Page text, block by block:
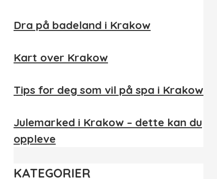
Dra på badeland i Krakow
Kart over Krakow
Tips for deg som vil på spa i Krakow
Julemarked i Krakow – dette kan du
oppleve
KATEGORIER